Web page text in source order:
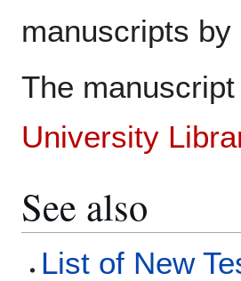
manuscripts by
The
University
See also
List of New